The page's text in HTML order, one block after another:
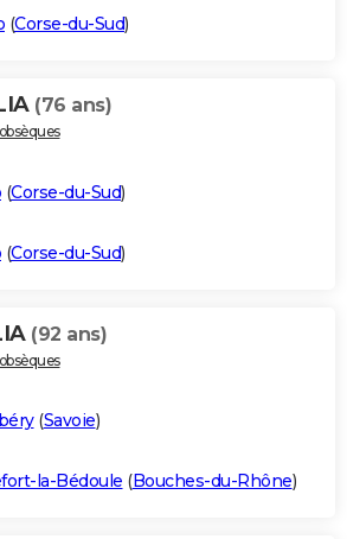
(Corse-du-Sud)
(76 ans)
(Corse-du-Sud)
(Corse-du-Sud)
(92 ans)
(Savoie)
la-Bédoule (Bouches-du-Rhône)